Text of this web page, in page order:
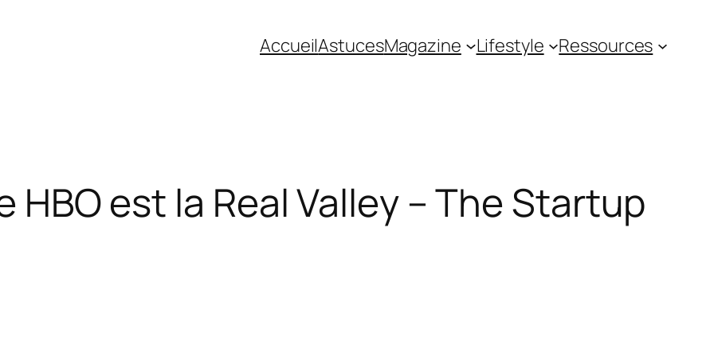
AccueilAstucesMagazine Lifestyle Ressources
HBO est la Real Valley – The Startup